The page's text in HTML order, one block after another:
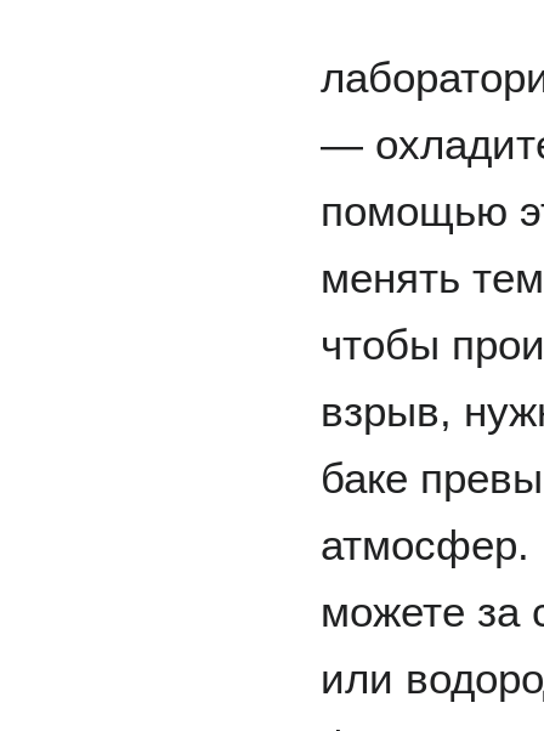
—
помощью
менять
чтобы
взрыв,
баке
атмосфер.
можете за
или